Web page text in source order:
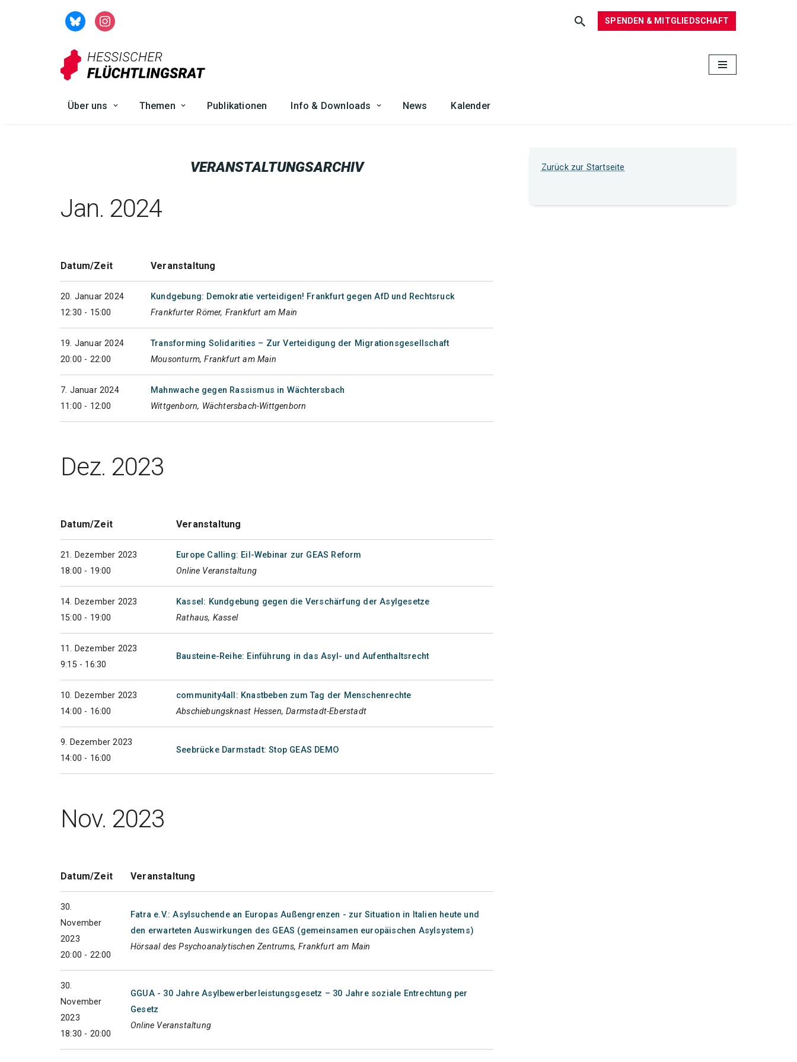
SPENDEN & MITGLIEDSCHAFT
Über uns Themen Publikationen Info & Downloads News Kalender
VERANSTALTUNGSARCHIV
Jan. 2024
Datum/Zeit Veranstaltung
20. Januar 2024
12:30 - 15:00
Kundgebung: Demokratie verteidigen! Frankfurt gegen AfD und Rechtsruck
Frankfurter Römer, Frankfurt am Main
19. Januar 2024
20:00 - 22:00
Transforming Solidarities – Zur Verteidigung der Migrationsgesellschaft
Mousonturm, Frankfurt am Main
7. Januar 2024
11:00 - 12:00
Mahnwache gegen Rassismus in Wächtersbach
Wittgenborn, Wächtersbach-Wittgenborn
Dez. 2023
Datum/Zeit Veranstaltung
21. Dezember 2023
18:00 - 19:00
Europe Calling: Eil-Webinar zur GEAS Reform
Online Veranstaltung
14. Dezember 2023
15:00 - 19:00
Kassel: Kundgebung gegen die Verschärfung der Asylgesetze
Rathaus, Kassel
11. Dezember 2023
9:15 - 16:30
Bausteine-Reihe: Einführung in das Asyl- und Aufenthaltsrecht
10. Dezember 2023
14:00 - 16:00
community4all: Knastbeben zum Tag der Menschenrechte
Abschiebungsknast Hessen, Darmstadt-Eberstadt
9. Dezember 2023
14:00 - 16:00
Seebrücke Darmstadt: Stop GEAS DEMO
Nov. 2023
Datum/Zeit Veranstaltung
30.
November
2023
20:00 - 22:00
Fatra e.V.: Asylsuchende an Europas Außengrenzen - zur Situation in Italien heute und
den erwarteten Auswirkungen des GEAS (gemeinsamen europäischen Asylsystems)
Hörsaal des Psychoanalytischen Zentrums, Frankfurt am Main
30.
November
2023
18:30 - 20:00
GGUA - 30 Jahre Asylbewerberleistungsgesetz – 30 Jahre soziale Entrechtung per
Gesetz
Online Veranstaltung
Zurück zur Startseite